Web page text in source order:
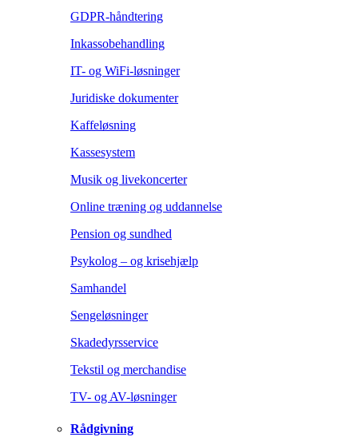
GDPR-håndtering
Inkassobehandling
IT- og WiFi-løsninger
Juridiske dokumenter
Kaffeløsning
Kassesystem
Musik og livekoncerter
Online træning og uddannelse
Pension og sundhed
Psykolog – og krisehjælp
Samhandel
Sengeløsninger
Skadedyrsservice
Tekstil og merchandise
TV- og AV-løsninger
Rådgivning